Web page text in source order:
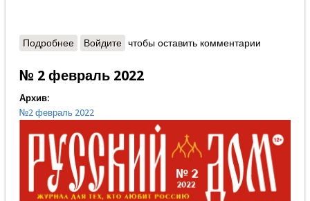
Подробнеео Александр Крутов - Слово редактора - Каким
Войдите чтобы оставить комментарии
№ 2 февраль 2022
Архив:
№2 февраль 2022